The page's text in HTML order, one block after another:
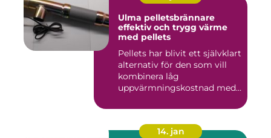
Ulma pelletsbrännare
effektiv och trygg värme
med pellets
Pellets har blivit ett självklart
alternativ för den som vill
kombinera låg
uppvärmningskostnad med
14. jan